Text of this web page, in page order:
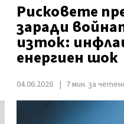
Рисковете
заради
изток:
енергиен шок
04.06.2026 7 мин. за